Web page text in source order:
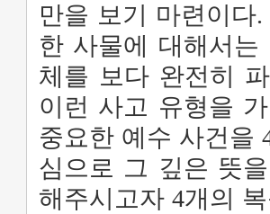
만을 보기 마련이다
한 사물에 대해서
체를 보다 완전히
이런 사고 유형을
중요한 예수 사건을
심으로 그 깊은 뜻
해주시고자 4개의